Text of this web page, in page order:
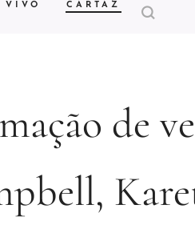
VIVO CARTAZ
de